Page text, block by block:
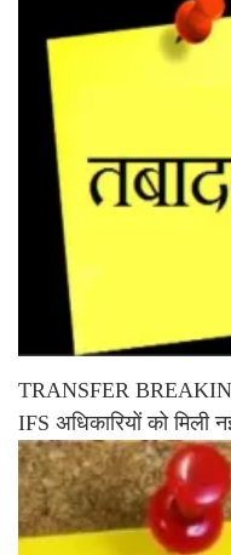
TRANSFER
IFS अधिकारियों को मिली